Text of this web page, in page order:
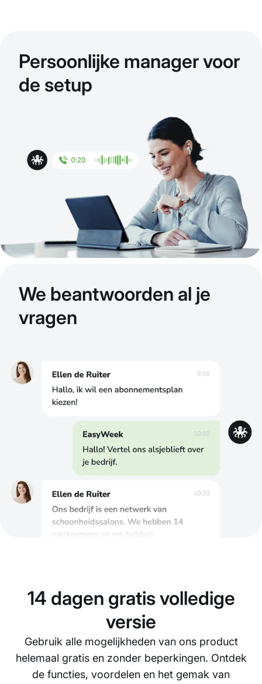
Persoonlijke manager voor
de setup
We beantwoorden al je
vragen
14 dagen gratis volledige
versie
Gebruik alle mogelijkheden van ons product
helemaal gratis en zonder beperkingen. Ontdek
de functies, voordelen en het gemak van